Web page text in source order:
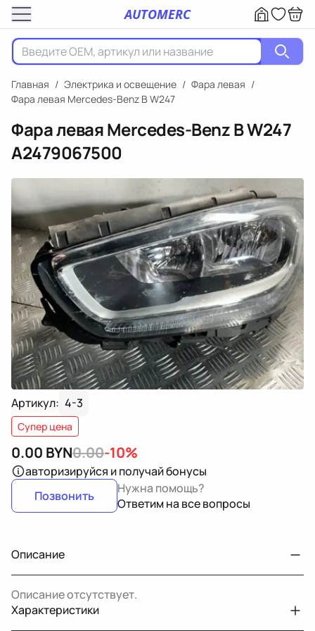
AUTOMERC
Главная / Электрика и освещение / Фара левая /
Фара левая Mercedes-Benz B W247
Фара левая Mercedes-Benz B W247
A2479067500
Артикул: 4-3
Супер цена
0.00 BYN0.00-10%
авторизируйся и получай бонусы
Позвонить
Нужна помощь?
Ответим на все вопросы
Описание
Описание отсутствует.
Характеристики